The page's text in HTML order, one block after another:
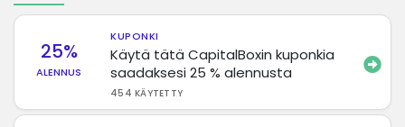
25%
ALENNUS
KUPONKI
Käytä tätä CapitalBoxin kuponkia
saadaksesi 25 % alennusta
454 KÄYTETTY